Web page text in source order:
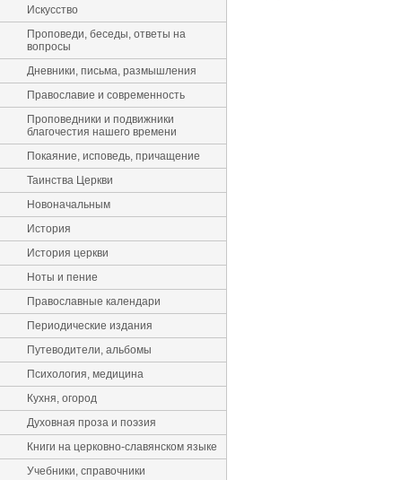
Искусство
Проповеди, беседы, ответы на
вопросы
Дневники, письма, размышления
Православие и современность
Проповедники и подвижники
благочестия нашего времени
Покаяние, исповедь, причащение
Таинства Церкви
Новоначальным
История
История церкви
Ноты и пение
Православные календари
Периодические издания
Путеводители, альбомы
Психология, медицина
Кухня, огород
Духовная проза и поэзия
Книги на церковно-славянском языке
Учебники, справочники